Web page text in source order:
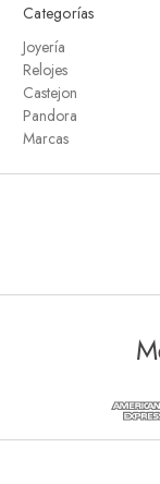
Categorías
Joyería
Relojes
Castejon
Pandora
Marcas